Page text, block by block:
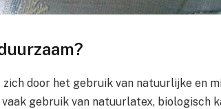
door het gebruik van natuurlijke en
gebruik van natuurlatex, biologisch